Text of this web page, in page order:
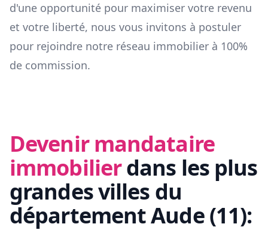
d'une opportunité pour maximiser votre revenu
et votre liberté, nous vous invitons à postuler
pour rejoindre notre réseau immobilier à 100%
de commission.
Devenir mandataire
immobilierdans les plus
grandes villes du
départementAude(11):